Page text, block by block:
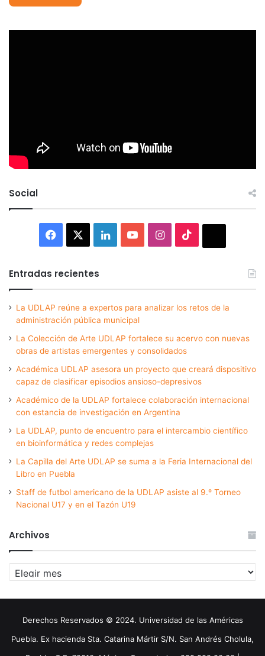
Social
Facebook LinkedInYouTubeInstagram
Entradas recientes
La UDLAP reúne a expertos para analizar los retos de la
administración pública municipal
La Colección de Arte UDLAP fortalece su acervo con nuevas
obras de artistas emergentes y consolidados
Académica UDLAP asesora un proyecto que creará dispositivo
capaz de clasificar episodios ansioso-depresivos
Académico de la UDLAP fortalece colaboración internacional
con estancia de investigación en Argentina
La UDLAP, punto de encuentro para el intercambio científico
en bioinformática y redes complejas
La Capilla del Arte UDLAP se suma a la Feria Internacional del
Libro en Puebla
Staff de futbol americano de la UDLAP asiste al 9.º Torneo
Nacional U17 y en el Tazón U19
Archivos
Archivos
Derechos Reservados © 2024. Universidad de las Américas
Puebla. Ex hacienda Sta. Catarina Mártir S/N. San Andrés Cholula,